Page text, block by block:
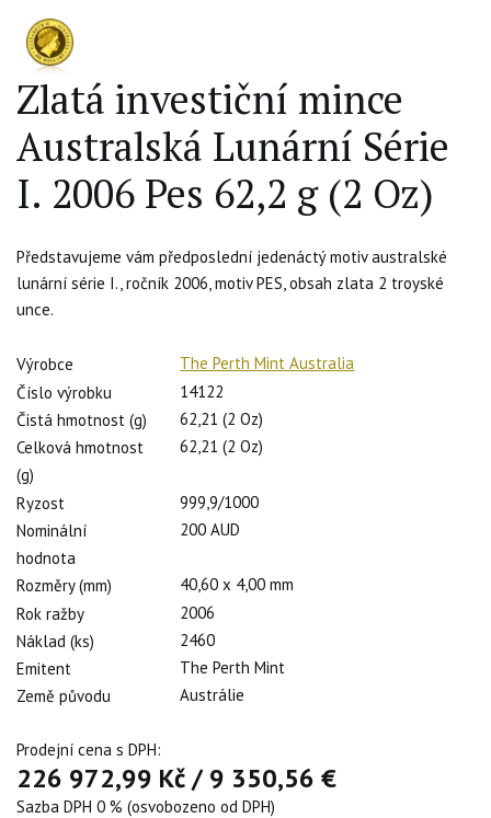
Zlatá investiční mince
Australská Lunární Série
I. 2006 Pes 62,2 g (2 Oz)
Představujeme vám předposlední jedenáctý motiv australské
lunární série I., ročník 2006, motiv PES, obsah zlata 2 troyské
unce.
Výrobce
The Perth Mint Australia
Číslo výrobku
14122
Čistá hmotnost (g)
62,21 (2 Oz)
Celková hmotnost
(g)
62,21 (2 Oz)
Ryzost
999,9/1000
Nominální
hodnota
200 AUD
Rozměry (mm)
40,60 x 4,00 mm
Rok ražby
2006
Náklad (ks)
2460
Emitent
The Perth Mint
Země původu
Austrálie
Prodejní cena s DPH:
226 972,99 Kč/9 350,56 €
Sazba DPH 0 % (osvobozeno od DPH)